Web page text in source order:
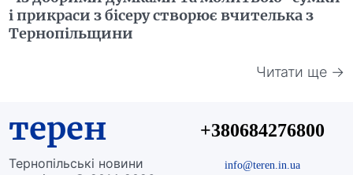
і прикраси з бісеру створює вчителька з
Тернопільщини
Читати ще →
терен
Тернопільські новини
+380684276800
info@teren.in.ua